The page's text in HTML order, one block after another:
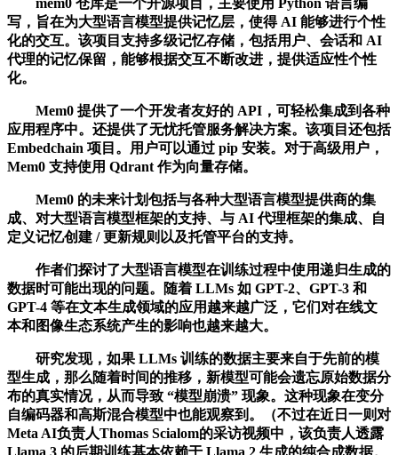
写，旨在为大型语言模型提供记忆层，使得 AI 能够进行个性
化的交互。该项目支持多级记忆存储，包括用户、会话和 AI
代理的记忆保留，能够根据交互不断改进，提供适应性个性
化。
Mem0 提供了一个开发者友好的 API，可轻松集成到各种
应用程序中。还提供了无忧托管服务解决方案。该项目还包括
Embedchain 项目。用户可以通过 pip 安装。对于高级用户，
Mem0 支持使用 Qdrant 作为向量存储。
Mem0 的未来计划包括与各种大型语言模型提供商的集
成、对大型语言模型框架的支持、与 AI 代理框架的集成、自
定义记忆创建 / 更新规则以及托管平台的支持。
作者们探讨了大型语言模型在训练过程中使用递归生成的
数据时可能出现的问题。随着 LLMs 如 GPT-2、GPT-3 和
GPT-4 等在文本生成领域的应用越来越广泛，它们对在线文
本和图像生态系统产生的影响也越来越大。
研究发现，如果 LLMs 训练的数据主要来自于先前的模
型生成，那么随着时间的推移，新模型可能会遗忘原始数据分
布的真实情况，从而导致 “模型崩溃” 现象。这种现象在变分
自编码器和高斯混合模型中也能观察到。（不过在近日一则对
Meta AI负责人Thomas Scialom的采访视频中，该负责人透露
Llama 3 的后期训练基本依赖于 Llama 2 生成的纯合成数据。